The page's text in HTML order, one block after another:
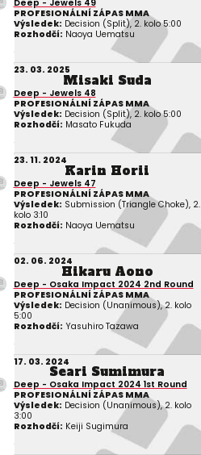
Deep - Jewels 49
PROFESIONÁLNÍ ZÁPAS MMA
Výsledek: Decision (Split), 2. kolo 5:00
Rozhodčí: Naoya Uematsu
23. 03. 2025
Misaki Suda
Deep - Jewels 48
PROFESIONÁLNÍ ZÁPAS MMA
Výsledek: Decision (Split), 2. kolo 5:00
Rozhodčí: Masato Fukuda
23. 11. 2024
Karin Horii
Deep - Jewels 47
PROFESIONÁLNÍ ZÁPAS MMA
Výsledek: Submission (Triangle Choke), 2.
kolo 3:10
Rozhodčí: Naoya Uematsu
02. 06. 2024
Hikaru Aono
Deep - Osaka Impact 2024 2nd Round
PROFESIONÁLNÍ ZÁPAS MMA
Výsledek: Decision (Unanimous), 2. kolo
5:00
Rozhodčí: Yasuhiro Tazawa
17. 03. 2024
Seari Sumimura
Deep - Osaka Impact 2024 1st Round
PROFESIONÁLNÍ ZÁPAS MMA
Výsledek: Decision (Unanimous), 2. kolo
3:00
Rozhodčí: Keiji Sugimura